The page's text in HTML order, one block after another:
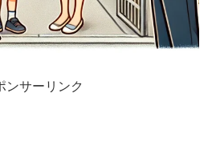
ンサーリンク